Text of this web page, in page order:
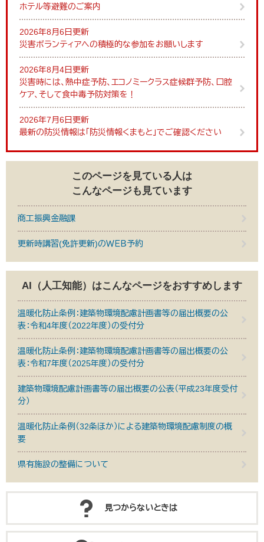
ホテル等避難のご案内
2026年8月6日更新
災害ボランティアへの積極的な参加をお願いします
2026年8月4日更新
災害時には、熱中症予防、エコノミークラス症候群予防、口腔
ケア、そして食中毒予防対策を！
2026年7月6日更新
最新の防災情報は「防災情報くまもと」でご確認ください
このページを見ている人は
こんなページも見ています
商工振興金融課
更新時講習(免許更新)のＷＥＢ予約
AI（人工知能）はこんなページをおすすめします
温暖化防止条例：建築物環境配慮計画書等の届出概要の公
表：令和4年度（2022年度）の受付分
温暖化防止条例：建築物環境配慮計画書等の届出概要の公
表：令和7年度（2025年度）の受付分
建築物環境配慮計画書等の届出概要の公表（平成23年度受付
分）
温暖化防止条例（32条ほか）による建築物環境配慮制度の概
要
県有施設の整備について
見つからないときは